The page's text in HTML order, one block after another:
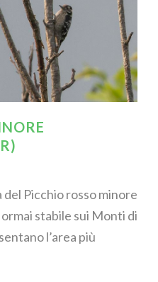
del Picchio rosso minore
stabile sui Monti di
l’area più